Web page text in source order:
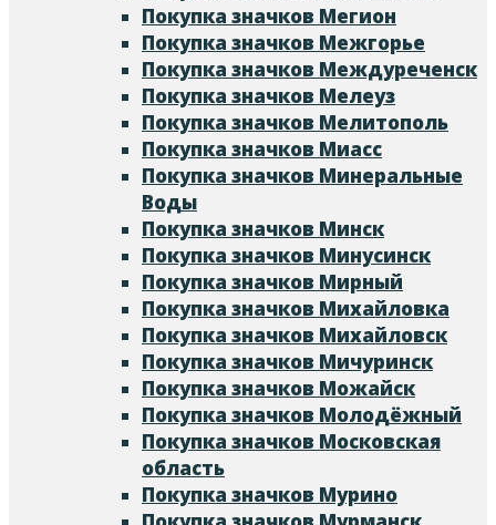
Покупка значков Мегион
Покупка значков Межгорье
Покупка значков Междуреченск
Покупка значков Мелеуз
Покупка значков Мелитополь
Покупка значков Миасс
Покупка значков Минеральные
Воды
Покупка значков Минск
Покупка значков Минусинск
Покупка значков Мирный
Покупка значков Михайловка
Покупка значков Михайловск
Покупка значков Мичуринск
Покупка значков Можайск
Покупка значков Молодёжный
Покупка значков Московская
область
Покупка значков Мурино